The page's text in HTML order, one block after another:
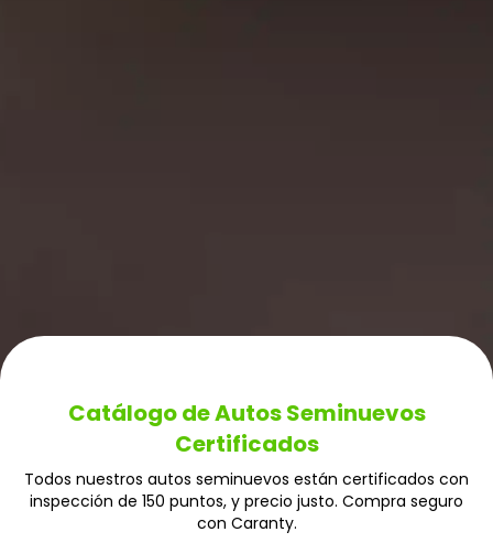
Catálogo de Autos Seminuevos
Certificados
Todos nuestros autos seminuevos están certificados con
inspección de 150 puntos, y precio justo. Compra seguro
con Caranty.